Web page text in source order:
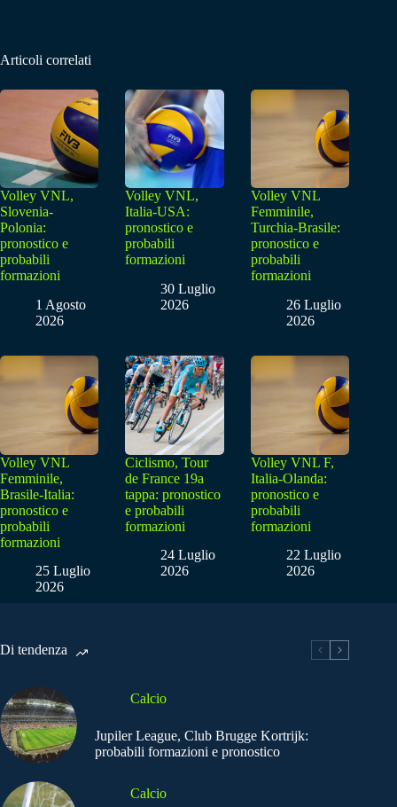
Articoli correlati
Volley VNL,
Slovenia-
Polonia:
pronostico e
probabili
formazioni
1 Agosto
2026
Volley VNL,
Italia-USA:
pronostico e
probabili
formazioni
30 Luglio
2026
Volley VNL
Femminile,
Turchia-Brasile:
pronostico e
probabili
formazioni
26 Luglio
2026
Volley VNL
Femminile,
Brasile-Italia:
pronostico e
probabili
formazioni
25 Luglio
2026
Ciclismo, Tour
de France 19a
tappa: pronostico
e probabili
formazioni
24 Luglio
2026
Volley VNL F,
Italia-Olanda:
pronostico e
probabili
formazioni
22 Luglio
2026
Di tendenza
Calcio
Jupiler League, Club Brugge Kortrijk:
probabili formazioni e pronostico
Calcio